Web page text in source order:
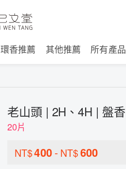
環香推薦 其他推薦 所有產品
老山頭 | 2H、4H | 盤香
20片
NT$400- NT$600